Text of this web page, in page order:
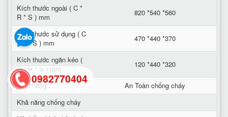
Kích thước ngoài ( C *
R * S ) mm
820 *540 *560
Kích thước sử dụng ( C
* R * S ) mm
470 *440 *370
Kích thước ngăn kéo (
C * R * S ) mm
120 *440 *320
Tính năng
An Toàn chống cháy
Khả năng chống cháy
0982770404
back